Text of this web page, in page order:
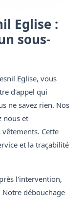
Eglise :
sous-
Eglise, vous
d'appel qui
ne savez rien. Nos
nous et
Cette
et la traçabilité
l'intervention,
débouchage